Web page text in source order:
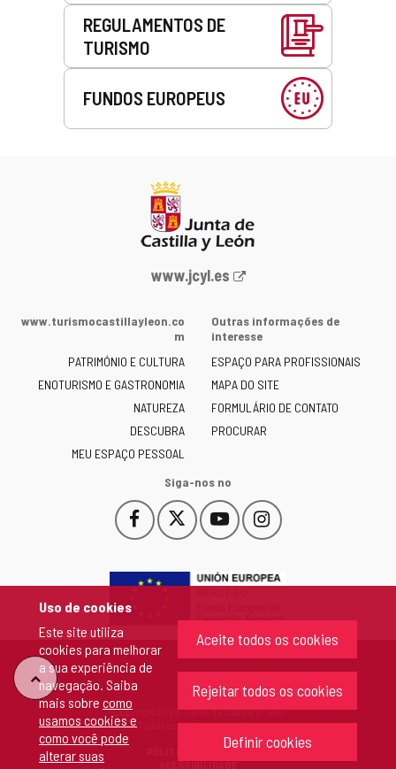
Uso de cookies
Este site utiliza
cookies para melhorar
a sua experiência de
navegação. Saiba
mais sobre como
usamos cookies e
como você pode
alterar suas
Aceite todos os cookies
Rejeitar todos os cookies
Definir cookies
REGULAMENTOS DE
TURISMO
FUNDOS EUROPEUS
Portal
Junta
Castilla
y
León
-
www.jcyl.es
www.turismocastillayleon.co
m
PATRIMÓNIO E CULTURA
ENOTURISMO E GASTRONOMIA
NATUREZA
DESCUBRA
MEU ESPAÇO PESSOAL
Outras informações de
interesse
ESPAÇO PARA PROFISSIONAIS
MAPA DO SITE
FORMULÁRIO DE CONTATO
PROCURAR
Siga-nos no
Facebook
Este
enlace
abrirá
nueva.
Este
enlace
abrirá
ventana
nueva.
YouTube
Este
enlace
abrirá
ventana
nueva.
Instagram
Este
enlace
abrirá
nueva.
"Voltar
ao
topo"
Copyright 2026 - Junta de Castela e Leão
Todos os direitos reservados
POLÍTICA DE COOKIES
ACESSIBILIDADE